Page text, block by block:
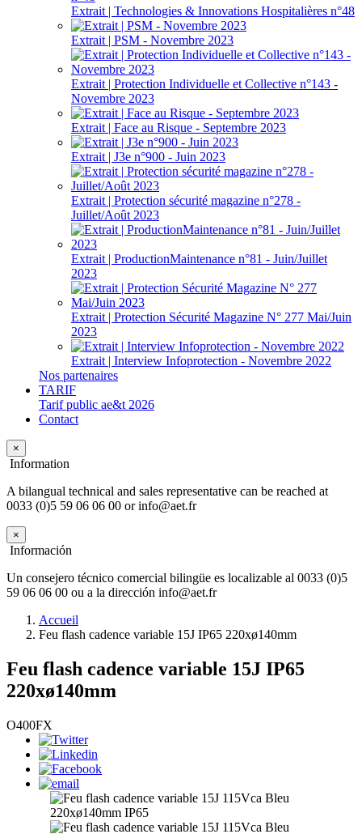
Extrait | Technologies & Innovations Hospitalières n°48
Extrait | PSM - Novembre 2023
Extrait | Protection Individuelle et Collective n°143 -
Novembre 2023
Extrait | Face au Risque - Septembre 2023
Extrait | J3e n°900 - Juin 2023
Extrait | Protection sécurité magazine n°278 -
Juillet/Août 2023
Extrait | ProductionMaintenance n°81 - Juin/Juillet
2023
Extrait | Protection Sécurité Magazine N° 277 Mai/Juin
2023
Extrait | Interview Infoprotection - Novembre 2022
Nos partenaires
TARIF
Tarif public ae&t 2026
Contact
×
Information
A bilangual technical and sales representative can be reached at
0033 (0)5 59 06 06 00 or info@aet.fr
×
Información
Un consejero técnico comercial bilingüe es localizable al 0033 (0)5
59 06 06 00 ou a la dirección info@aet.fr
Accueil
Feu flash cadence variable 15J IP65 220xø140mm
Feu flash cadence variable 15J IP65
220xø140mm
O400FX